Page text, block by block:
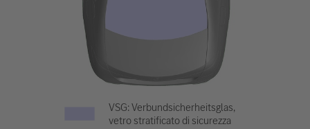
VSG: Verbundsicherheitsglas,
vetro stratificato di sicurezza